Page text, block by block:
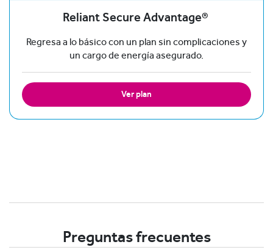
Reliant Secure Advantage®
Regresa a lo básico con un plan sin complicaciones y
un cargo de energía asegurado.
Ver plan
Preguntas frecuentes